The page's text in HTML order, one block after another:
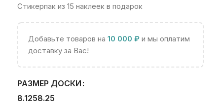
Стикерпак из 15 наклеек в подарок
Добавьте товаров на 10 000 ₽ и мы оплатим
доставку за Вас!
РАЗМЕР ДОСКИ
8.1258.25